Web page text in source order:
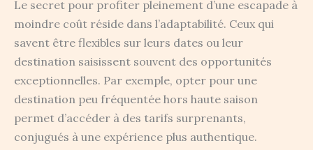
Le secret pour profiter pleinement d’une escapade à
moindre coût réside dans l’adaptabilité. Ceux qui
savent être flexibles sur leurs dates ou leur
destination saisissent souvent des opportunités
exceptionnelles. Par exemple, opter pour une
destination peu fréquentée hors haute saison
permet d’accéder à des tarifs surprenants,
conjugués à une expérience plus authentique.